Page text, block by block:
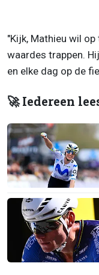
"Kijk, Mathieu wil
waardes trappen.
en elke dag op de
🚀 Iedereen